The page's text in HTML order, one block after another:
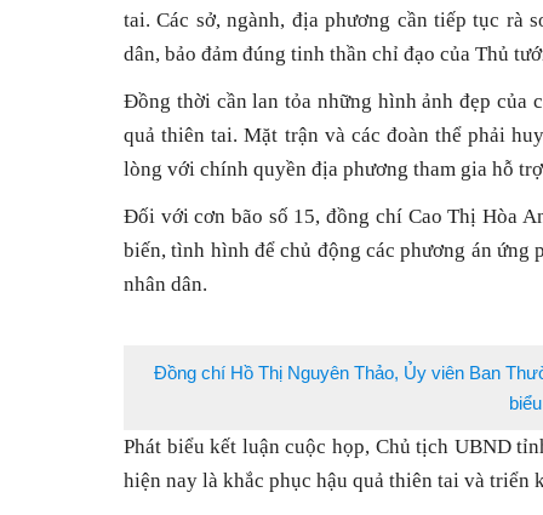
tai. Các sở, ngành, địa phương cần tiếp tục rà
dân, bảo đảm đúng tinh thần chỉ đạo của Thủ
Đồng thời cần lan tỏa những hình ảnh đẹp của
quả thiên tai. Mặt trận và các đoàn thể phải
lòng với chính quyền địa phương tham gia hỗ
Đối với cơn bão số 15, đồng chí Cao Thị Hòa
biến, tình hình để chủ động các phương án ứng
nhân dân.
Đồng chí Hồ Thị Nguyên Thảo, Ủy viên Ban
Phát biểu kết luận cuộc họp, Chủ tịch UBND
hiện nay là khắc phục hậu quả thiên tai và triển